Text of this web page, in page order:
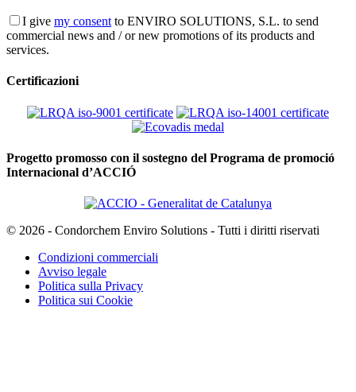
I give my consent to ENVIRO SOLUTIONS, S.L. to send
commercial news and / or new promotions of its products and
services.
Certificazioni
Progetto promosso con il sostegno del Programa de promoció
Internacional d’ACCIÓ
© 2026 - Condorchem Enviro Solutions - Tutti i diritti riservati
Condizioni commerciali
Avviso legale
Politica sulla Privacy
Politica sui Cookie